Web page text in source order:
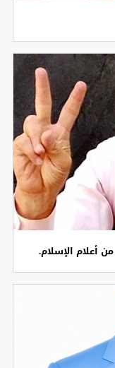
أعلام الإسلام.